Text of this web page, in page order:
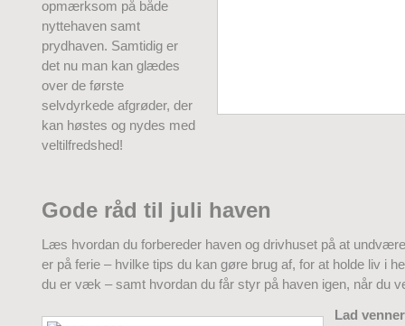
opmærksom på både
nyttehaven samt
prydhaven. Samtidig er
det nu man kan glædes
over de første
selvdyrkede afgrøder, der
kan høstes og nydes med
veltilfredshed!
Gode råd til juli haven
Læs hvordan du forbereder haven og drivhuset på at
er på ferie – hvilke tips du kan gøre brug af, for at holde liv i
du er væk – samt hvordan du får styr på haven igen, når du
Lad